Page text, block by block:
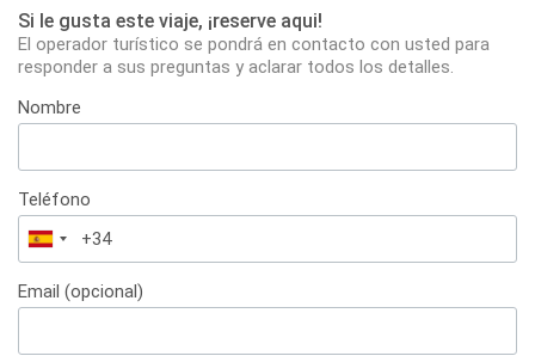
Si le gusta este viaje, ¡reserve aqui!
El operador turístico se pondrá en contacto con usted para
responder a sus preguntas y aclarar todos los detalles.
Nombre
Teléfono
España
+34
Email (opcional)